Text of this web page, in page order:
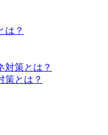
は？
対策とは？
策とは？